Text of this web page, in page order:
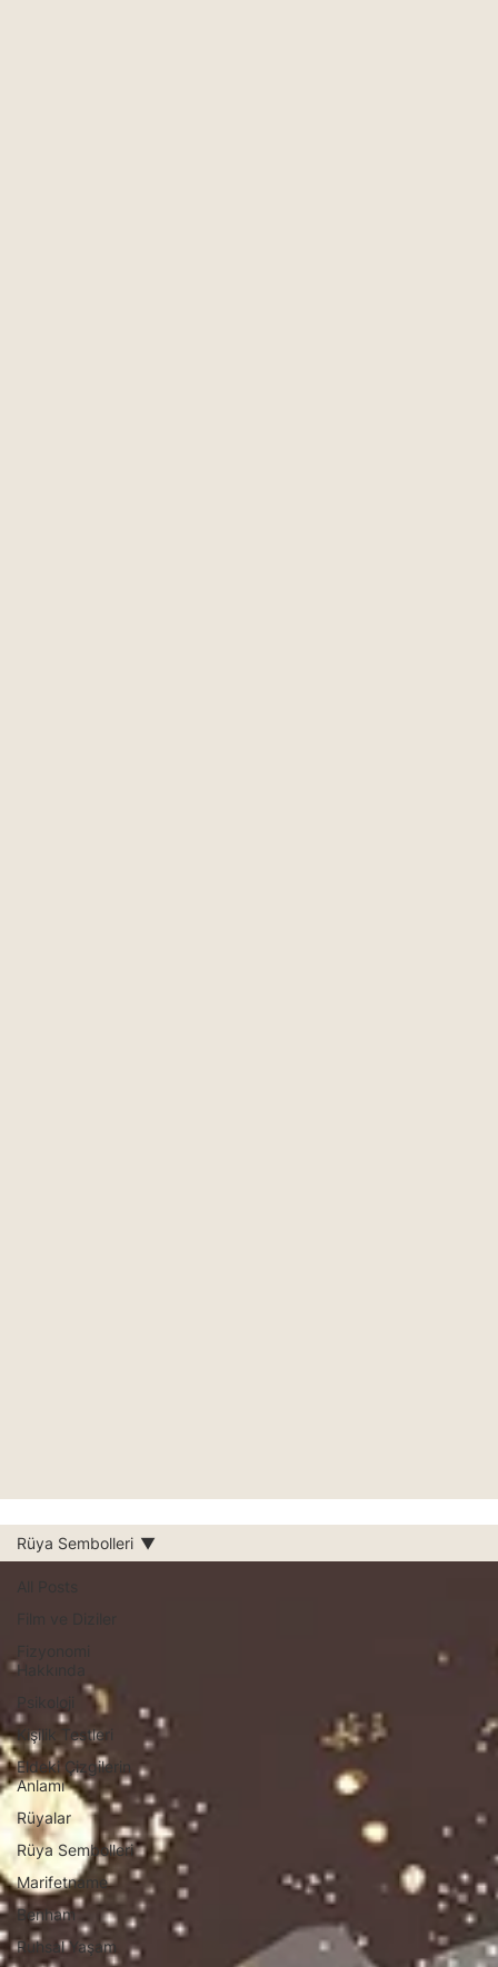
All Posts
Film ve Diziler
Fizyonomi
Hakkında
Psikoloji
Kişilik Testleri
Eldeki Çizgilerin
Anlamı
Rüyalar
Rüya Sembolleri
Marifetname
Benham
Ruhsal Yaşam
Rüya Sembolleri